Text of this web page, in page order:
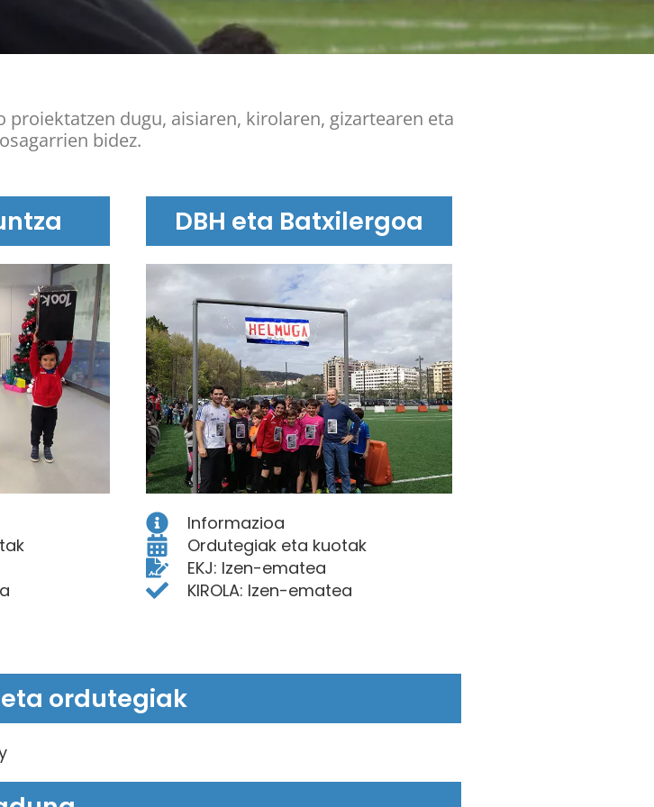
dugu, aisiaren, kirolaren, gizartearen eta
bidez.
DBH eta Batxilergoa
Informazioa
Ordutegiak eta kuotak
EKJ: Izen-ematea
KIROLA: Izen-ematea
ordutegiak